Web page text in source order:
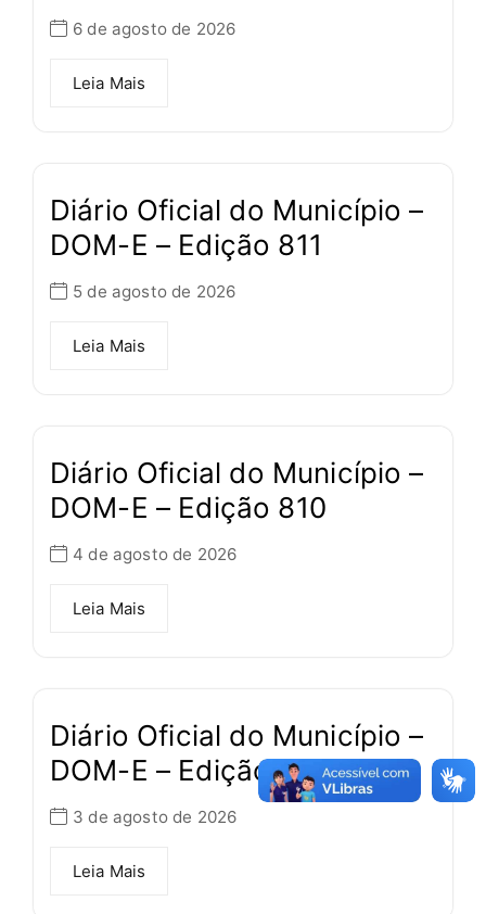
6 de agosto de 2026
Leia Mais
Diário Oficial do Município –
DOM-E – Edição 811
5 de agosto de 2026
Leia Mais
Diário Oficial do Município –
DOM-E – Edição 810
4 de agosto de 2026
Leia Mais
Diário Oficial do Município –
DOM-E – Edição 809
3 de agosto de 2026
Leia Mais